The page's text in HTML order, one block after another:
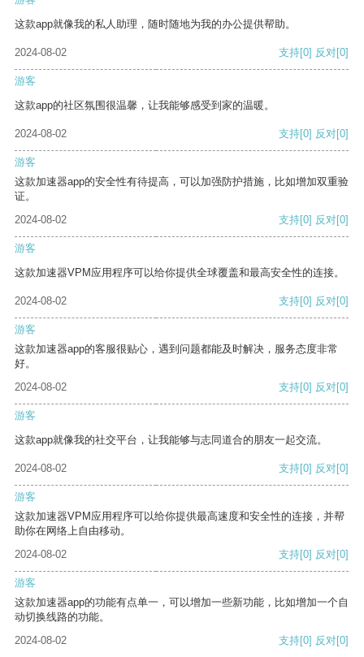
这款app就像我的私人助理，随时随地为我的办公提供帮助。
2024-08-02 支持[0] 反对[0]
游客
这款app的社区氛围很温馨，让我能够感受到家的温暖。
2024-08-02 支持[0] 反对[0]
游客
这款加速器app的安全性有待提高，可以加强防护措施，比如增加双重验
证。
2024-08-02
支持[0] 反对[0]
游客
这款加速器VPM应用程序可以给你提供全球覆盖和最高安全性的连接。
2024-08-02 支持[0] 反对[0]
游客
这款加速器app的客服很贴心，遇到问题都能及时解决，服务态度非常
好。
2024-08-02
支持[0] 反对[0]
游客
这款app就像我的社交平台，让我能够与志同道合的朋友一起交流。
2024-08-02 支持[0] 反对[0]
游客
这款加速器VPM应用程序可以给你提供最高速度和安全性的连接，并帮
助你在网络上自由移动。
2024-08-02
支持[0] 反对[0]
游客
这款加速器app的功能有点单一，可以增加一些新功能，比如增加一个自
动切换线路的功能。
2024-08-02
支持[0] 反对[0]